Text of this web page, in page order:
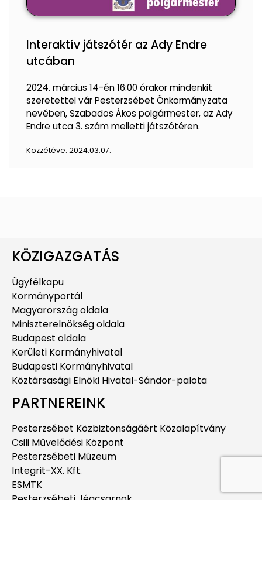
Interaktív játszótér az Ady Endre
utcában
2024. március 14-én 16:00 órakor mindenkit
szeretettel vár Pesterzsébet Önkormányzata
nevében, Szabados Ákos polgármester, az Ady
Endre utca 3. szám melletti játszótéren.
Közzétéve: 2024.03.07.
KÖZIGAZGATÁS
Ügyfélkapu
Kormányportál
Magyarország oldala
Miniszterelnökség oldala
Budapest oldala
Kerületi Kormányhivatal
Budapesti Kormányhivatal
Köztársasági Elnöki Hivatal-Sándor-palota
PARTNEREINK
Pesterzsébet Közbiztonságáért Közalapítvány
Csili Művelődési Központ
Pesterzsébeti Múzeum
Integrit-XX. Kft.
ESMTK
Pesterzsébeti Jégcsarnok